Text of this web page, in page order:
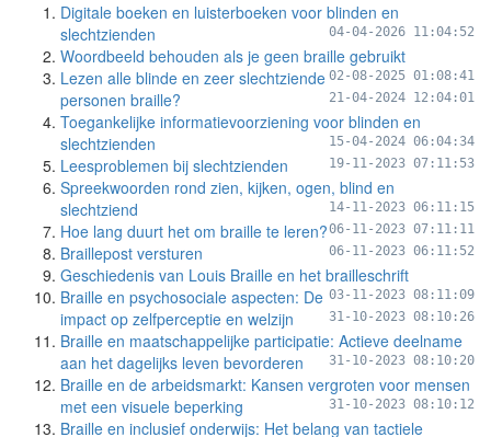
Digitale boeken en luisterboeken voor blinden en
slechtzienden
04-04-2026 11:04:52
Woordbeeld behouden als je geen braille gebruikt
02-08-2025 01:08:41
Lezen alle blinde en zeer slechtziende
personen braille?
21-04-2024 12:04:01
Toegankelijke informatievoorziening voor blinden en
slechtzienden
15-04-2024 06:04:34
Leesproblemen bij slechtzienden 19-11-2023 07:11:53
Spreekwoorden rond zien, kijken, ogen, blind en
slechtziend
14-11-2023 06:11:15
Hoe lang duurt het om braille te leren?06-11-2023 07:11:11
Braillepost versturen 06-11-2023 06:11:52
Geschiedenis van Louis Braille en het brailleschrift
03-11-2023 08:11:09
Braille en psychosociale aspecten: De
impact op zelfperceptie en welzijn
31-10-2023 08:10:26
Braille en maatschappelijke participatie: Actieve deelname
aan het dagelijks leven bevorderen
31-10-2023 08:10:20
Braille en de arbeidsmarkt: Kansen vergroten voor mensen
met een visuele beperking
31-10-2023 08:10:12
Braille en inclusief onderwijs: Het belang van tactiele